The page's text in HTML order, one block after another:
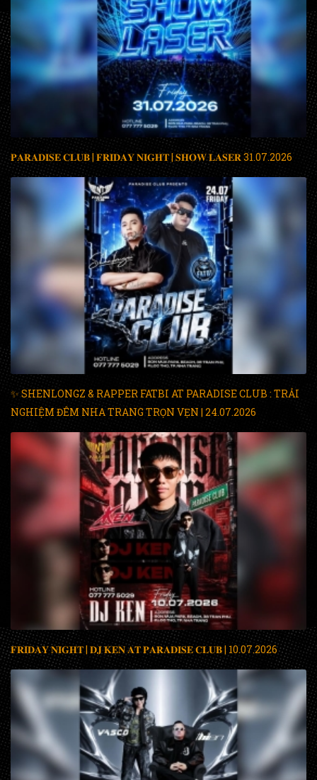
𝐏𝐀𝐑𝐀𝐃𝐈𝐒𝐄 𝐂𝐋𝐔𝐁 | 𝐅𝐑𝐈𝐃𝐀𝐘 𝐍𝐈𝐆𝐇𝐓 | 𝐒𝐇𝐎𝐖 𝐋𝐀𝐒𝐄𝐑 31.07.2026
✨ SHENLONGZ & RAPPER FATBI AT PARADISE CLUB : TRẢI
NGHIỆM ĐÊM NHA TRANG TRỌN VẸN | 24.07.2026
𝐅𝐑𝐈𝐃𝐀𝐘 𝐍𝐈𝐆𝐇𝐓 | 𝐃𝐉 𝐊𝐄𝐍 𝐀𝐓 𝐏𝐀𝐑𝐀𝐃𝐈𝐒𝐄 𝐂𝐋𝐔𝐁 | 10.07.2026